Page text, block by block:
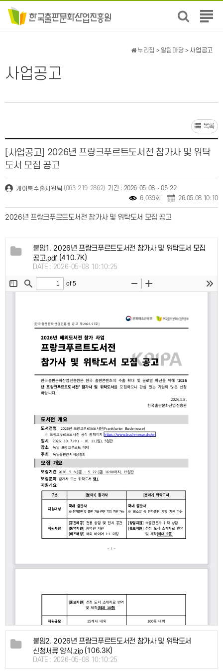
전
뉴
사업공고
누리집 > 알림마당 > 사업공고
목록
[사업공고]
2026년 프랑크푸르트도서전 참가사 및 위탁
도서 모집 공고
케이북수출지원팀 (063-219-2862) 기간 : 2026-05-08 ~ 05-22
6,039회
26.05.08 10:10
2026년 프랑크푸르트도서전 참가사 및 위탁도서 모집 공고
붙임1. 2026년 프랑크푸르트도서전 참가사 및 위탁도서 모집
공고.pdf(410.7K)
DATE : 2026-05-08 10:10:25
붙임2. 2026년 프랑크푸르트도서전 참가사 및 위탁도서
신청서류 양식.zip(106.3K)
DATE : 2026-05-08 10:10:25